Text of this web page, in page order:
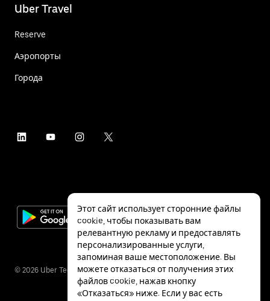
Uber Travel
Reserve
Аэропорты
Города
© 2026 Uber Technologies Inc.
Этот сайт использует сторонние файлы
cookie, чтобы показывать вам
релевантную рекламу и предоставлять
персонализированные услуги,
запоминая ваше местоположение. Вы
можете отказаться от получения этих
файлов cookie, нажав кнопку
«Отказаться» ниже. Если у вас есть